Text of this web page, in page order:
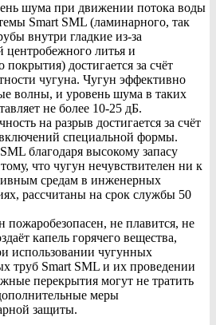
шума при движении потока воды
Smart SML (ламинарного, так
внутри гладкие из-за
центробежного литья и
покрытия) достигается за счёт
чугуна. Чугун эффективно
волны, и уровень шума в таких
не более 10-25 дБ.
на разрыв достигается за счёт
специальной формы.
благодаря высокому запасу
что чугун нечувствителен ни к
средам в инженерных
рассчитаны на срок службы 50
пожаробезопасен, не плавится, не
капель горячего вещества,
использовании чугунных
труб Smart SML и их проведении
перекрытия могут не тратить
меры
защиты.